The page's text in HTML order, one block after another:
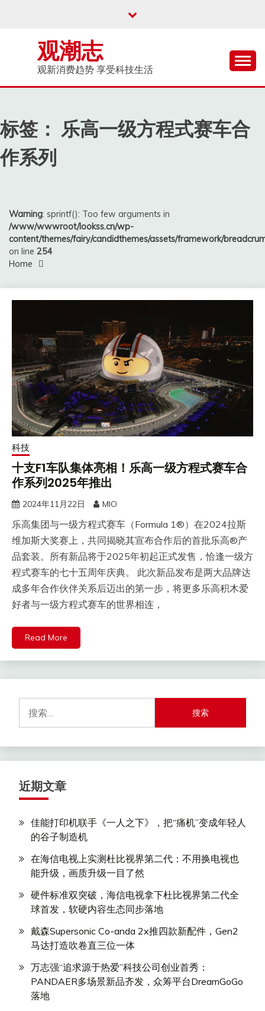
观潮志
观新消费趋势 享受科技生活
标签： 乐高一级方程式赛车合
作系列
Warning: sprintf(): Too few arguments in
/www/wwwroot/lookss.cn/wp-
content/themes/fairy/candidthemes/assets/framework/
on line 254
Home
科技
十支F1车队集体亮相！乐高一级方程式赛车合
作系列2025年推出
2024年11月22日 MIO
乐高集团与一级方程式赛车（Formula 1®）在2024拉斯
维加斯大奖赛上，共同揭晓其宣布合作后的首批乐高®产
品套装。所有新品将于2025年初起正式发售，恰逢一级方
程式赛车的七十五周年庆典。 此次新品发布是两大品牌达
成多年合作伙伴关系后迈出的第一步，将更多乐高积木爱
好者与一级方程式赛车的世界相连，
Read More
索：
近期文章
佳能打印机联手《一人之下》，把“痛机”变成年轻人
的谷子制造机
在海信电视上实测杜比视界第二代：不用换电视也
能升级，画质升级一目了然
硬件标准双突破，海信电视拿下杜比视界第二代全
球首发，软硬内容生态同步落地
戴森Supersonic Co-anda 2x推四款新配件，Gen2
马达打造吹卷直三位一体
万志强“追求源于热爱”科技公司创业首秀：
PANDAER多场景新品齐发，众筹平台DreamGoGo
落地